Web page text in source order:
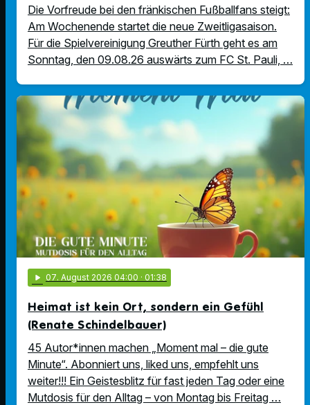
Die Vorfreude bei den fränkischen Fußballfans steigt:
Am Wochenende startet die neue Zweitligasaison.
Für die Spielvereinigung Greuther Fürth geht es am
Sonntag, den 09.08.26 auswärts zum FC St. Pauli, …
play_arrow 07. August 2026 04:00 · 01:38
Heimat ist kein Ort, sondern ein Gefühl
(Renate Schindelbauer)
45 Autor*innen machen „Moment mal – die gute
Minute“. Abonniert uns, liked uns, empfehlt uns
weiter!!! Ein Geistesblitz für fast jeden Tag oder eine
Mutdosis für den Alltag – von Montag bis Freitag …